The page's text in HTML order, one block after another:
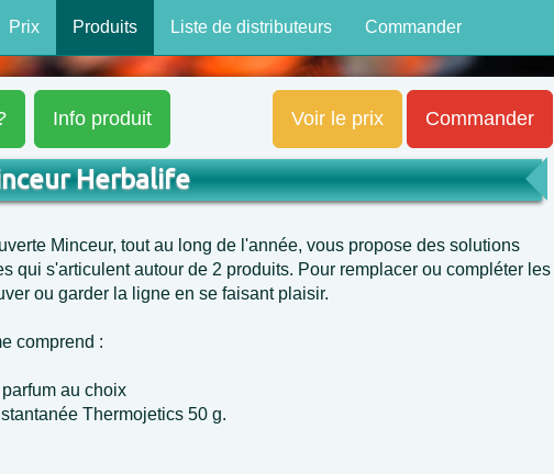
Prix Produits Liste de distributeurs Commander
Info produit Voir le prix Commander
Herbalife
Minceur, tout au long de l'année, vous propose des solutions
qui s'articulent autour de 2 produits. Pour remplacer ou compléter les
ou garder la ligne en se faisant plaisir.
comprend :
au choix
Thermojetics 50 g.